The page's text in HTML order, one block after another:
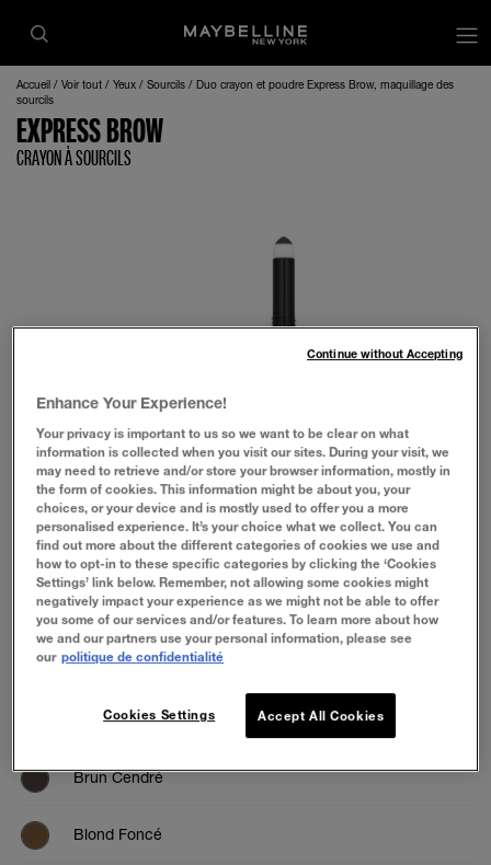
Accueil Voir tout Yeux Sourcils
Duo crayon et poudre Express Brow, maquillage des
sourcils
EXPRESS BROW
CRAYON À SOURCILS
Brun Cendré
Blond Foncé
ESSAYEZ
Enhance Your Experience!
Your privacy is important to us so we want to be clear on what
information is collected when you visit our sites. During your visit, we
may need to retrieve and/or store your browser information, mostly in
the form of cookies. This information might be about you, your
choices, or your device and is mostly used to offer you a more
personalised experience. It’s your choice what we collect. You can
find out more about the different categories of cookies we use and
how to opt-in to these specific categories by clicking the ‘Cookies
Settings’ link below. Remember, not allowing some cookies might
negatively impact your experience as we might not be able to offer
you some of our services and/or features. To learn more about how
we and our partners use your personal information, please see
our politique de confidentialité
Accept All Cookies
Cookies Settings
Continue without Accepting